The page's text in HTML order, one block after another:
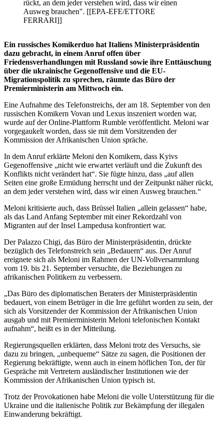
rückt, an dem jeder verstehen wird, dass wir einen
Ausweg brauchen". [[EPA-EFE/ETTORE
FERRARI]]
Ein russisches Komikerduo hat Italiens Ministerpräsidentin
dazu gebracht, in einem Anruf offen über
Friedensverhandlungen mit Russland sowie ihre Enttäuschung
über die ukrainische Gegenoffensive und die EU-
Migrationspolitik zu sprechen, räumte das Büro der
Premierministerin am Mittwoch ein.
Eine Aufnahme des Telefonstreichs, der am 18. September von den
russischen Komikern Vovan und Lexus inszeniert worden war,
wurde auf der Online-Plattform Rumble veröffentlicht. Meloni war
vorgegaukelt worden, dass sie mit dem Vorsitzenden der
Kommission der Afrikanischen Union spräche.
In dem Anruf erklärte Meloni den Komikern, dass Kyivs
Gegenoffensive „nicht wie erwartet verläuft und die Zukunft des
Konflikts nicht verändert hat“. Sie fügte hinzu, dass „auf allen
Seiten eine große Ermüdung herrscht und der Zeitpunkt näher rückt,
an dem jeder verstehen wird, dass wir einen Ausweg brauchen.“
Meloni kritisierte auch, dass Brüssel Italien „allein gelassen“ habe,
als das Land Anfang September mit einer Rekordzahl von
Migranten auf der Insel Lampedusa konfrontiert war.
Der Palazzo Chigi, das Büro der Ministerpräsidentin, drückte
bezüglich des Telefonstreich sein „Bedauern“ aus. Der Anruf
ereignete sich als Meloni im Rahmen der UN-Vollversammlung
vom 19. bis 21. September versuchte, die Beziehungen zu
afrikanischen Politikern zu verbessern.
„Das Büro des diplomatischen Beraters der Ministerpräsidentin
bedauert, von einem Betrüger in die Irre geführt worden zu sein, der
sich als Vorsitzender der Kommission der Afrikanischen Union
ausgab und mit Premierministerin Meloni telefonischen Kontakt
aufnahm“, heißt es in der Mitteilung.
Regierungsquellen erklärten, dass Meloni trotz des Versuchs, sie
dazu zu bringen, „unbequeme“ Sätze zu sagen, die Positionen der
Regierung bekräftigte, wenn auch in einem höflichen Ton, der für
Gespräche mit Vertretern ausländischer Institutionen wie der
Kommission der Afrikanischen Union typisch ist.
Trotz der Provokationen habe Meloni die volle Unterstützung für die
Ukraine und die italienische Politik zur Bekämpfung der illegalen
Einwanderung bekräftigt.